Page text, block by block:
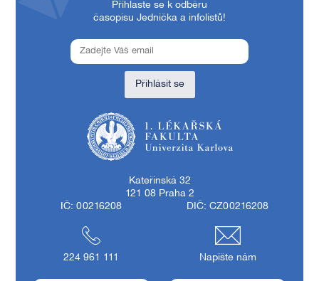
Přihlaste se k odběru
časopisu Jednička a infolistů!
Přihlásit se
Kateřinská 32
121 08 Praha 2
IČ: 00216208
DIČ: CZ00216208
224 961 111 Napište nám